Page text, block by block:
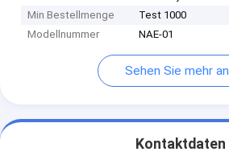
Min Bestellmenge
Test 1000
Modellnummer
NAE-01
Sehen Sie mehr an
Kontaktdaten